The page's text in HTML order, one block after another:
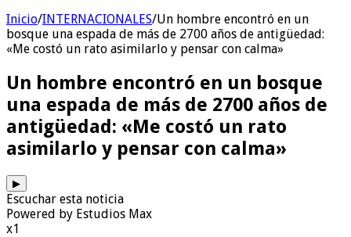
Inicio/INTERNACIONALES/Un hombre encontró en un
bosque una espada de más de 2700 años de antigüedad:
«Me costó un rato asimilarlo y pensar con calma»
Un hombre encontró en un bosque
una espada de más de 2700 años de
antigüedad: «Me costó un rato
asimilarlo y pensar con calma»
▶
Escuchar esta noticia
Powered by Estudios Max
x1